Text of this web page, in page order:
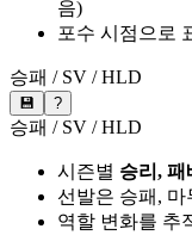
음)
포수 시점으로
승패 / SV / HLD
💾 ?
승패 / SV / HLD
시즌별 승리, 패
선발은 승패,
역할 변화를 추